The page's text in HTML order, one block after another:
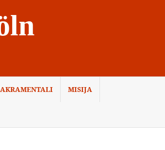
MISIJA